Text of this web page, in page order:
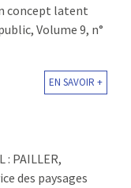
concept latent
Volume 9, n°
EN SAVOIR +
: PAILLER,
des paysages